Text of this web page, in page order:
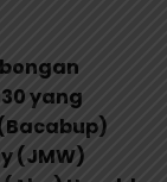
yang
(JMW)